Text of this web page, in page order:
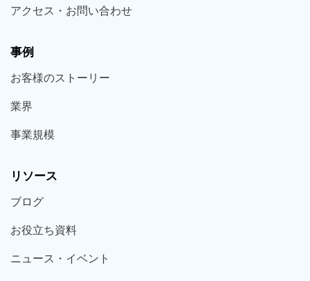
アクセス・お問い合わせ
事例
お客様のストーリー
業界
事業規模
リソース
ブログ
お役立ち資料
ニュース・ イベント